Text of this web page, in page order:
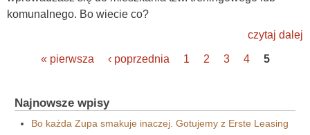
komunalnego. Bo wiecie co?
czytaj dalej
Strony« pierwsza ‹ poprzednia 1 2 3 4 5
Najnowsze wpisy
Bo każda Zupa smakuje inaczej. Gotujemy z Erste Leasing